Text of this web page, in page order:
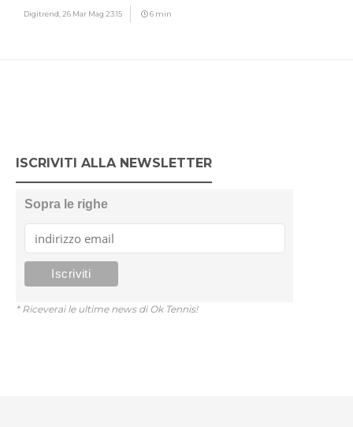
Digitrend, 26 Mar Mag 23:15 6 min
ISCRIVITI ALLA NEWSLETTER
Sopra le righe
* Riceverai le ultime news di Ok Tennis!